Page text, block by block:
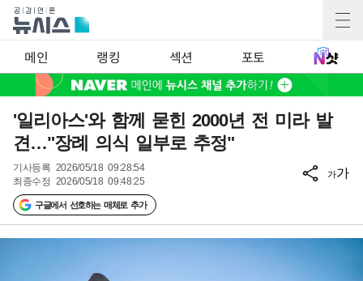
메인 랭킹 섹션 포토
'일리아스'와 함께 묻힌 2000년 전 미라 발
견…"장례 의식 일부로 추정"
기사등록 2026/05/18 09:28:54
최종수정 2026/05/18 09:48:25
구글에서 선호하는 매체로 추가
가가